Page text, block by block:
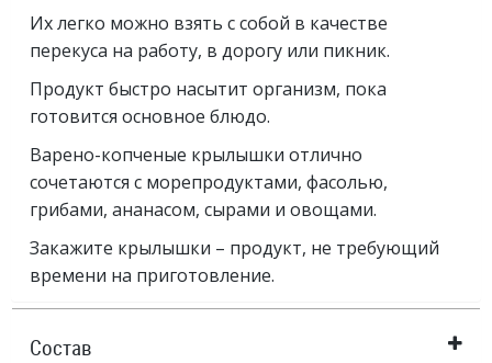
Их легко можно взять с собой в качестве
перекуса на работу, в дорогу или пикник.
Продукт быстро насытит организм, пока
готовится основное блюдо.
Варено-копченые крылышки отлично
сочетаются с морепродуктами, фасолью,
грибами, ананасом, сырами и овощами.
Закажите крылышки – продукт, не требующий
времени на приготовление.
Состав